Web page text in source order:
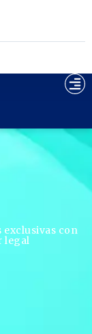
exclusivas con
legal